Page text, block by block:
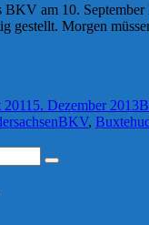
BKV am 10. September
gestellt. Morgen
5. Dezember 2013
Schlagwörter
BKV,
Suchen